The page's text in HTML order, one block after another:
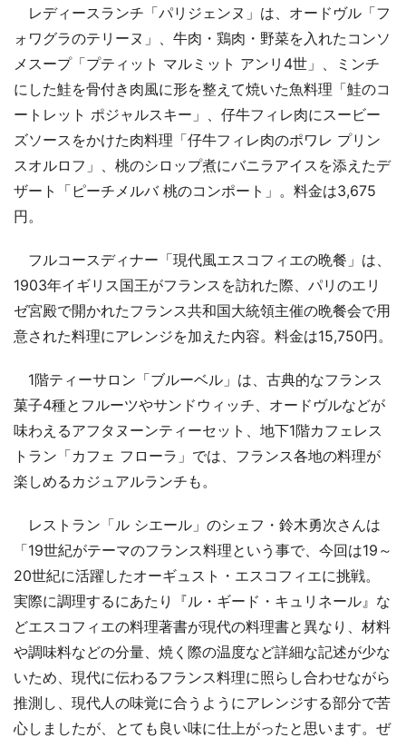
レディースランチ「パリジェンヌ」は、オードヴル「フ
ォワグラのテリーヌ」、牛肉・鶏肉・野菜を入れたコンソ
メスープ「プティット マルミット アンリ4世」、ミンチ
にした鮭を骨付き肉風に形を整えて焼いた魚料理「鮭のコ
ートレット ポジャルスキー」、仔牛フィレ肉にスービー
ズソースをかけた肉料理「仔牛フィレ肉のポワレ プリン
スオルロフ」、桃のシロップ煮にバニラアイスを添えたデ
ザート「ピーチメルバ 桃のコンポート」。料金は3,675
円。
フルコースディナー「現代風エスコフィエの晩餐」は、
1903年イギリス国王がフランスを訪れた際、パリのエリ
ゼ宮殿で開かれたフランス共和国大統領主催の晩餐会で用
意された料理にアレンジを加えた内容。料金は15,750円。
1階ティーサロン「ブルーベル」は、古典的なフランス
菓子4種とフルーツやサンドウィッチ、オードヴルなどが
味わえるアフタヌーンティーセット、地下1階カフェレス
トラン「カフェ フローラ」では、フランス各地の料理が
楽しめるカジュアルランチも。
レストラン「ル シエール」のシェフ・鈴木勇次さんは
「19世紀がテーマのフランス料理という事で、今回は19～
20世紀に活躍したオーギュスト・エスコフィエに挑戦。
実際に調理するにあたり『ル・ギード・キュリネール』な
どエスコフィエの料理著書が現代の料理書と異なり、材料
や調味料などの分量、焼く際の温度など詳細な記述が少な
いため、現代に伝わるフランス料理に照らし合わせながら
推測し、現代人の味覚に合うようにアレンジする部分で苦
心しましたが、とても良い味に仕上がったと思います。ぜ